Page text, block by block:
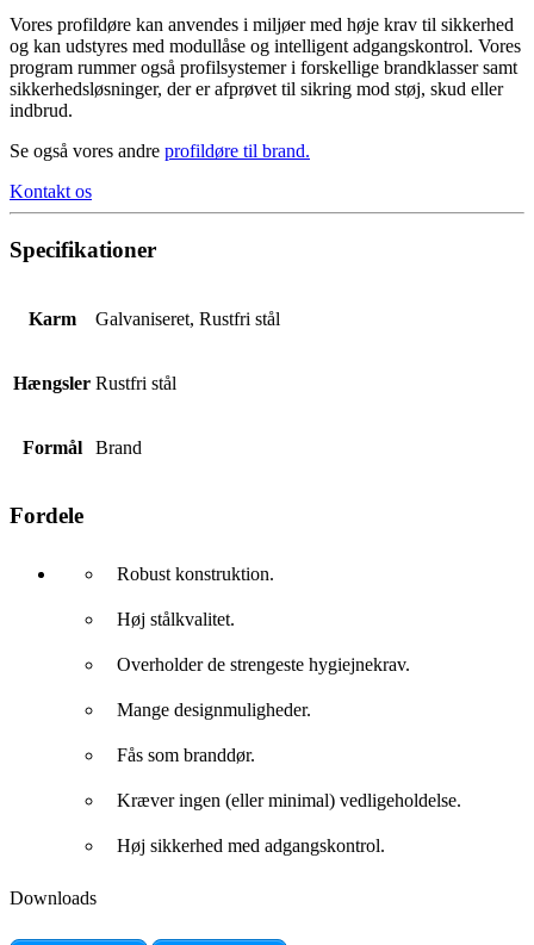
Vores profildøre kan anvendes i miljøer med høje krav til sikkerhed
og kan udstyres med modullåse og intelligent adgangskontrol. Vores
program rummer også profilsystemer i forskellige brandklasser samt
sikkerhedsløsninger, der er afprøvet til sikring mod støj, skud eller
indbrud.
Se også vores andre profildøre til brand.
Kontakt os
Specifikationer
Karm Galvaniseret, Rustfri stål
Hængsler Rustfri stål
Formål Brand
Fordele
Robust konstruktion.
Høj stålkvalitet.
Overholder de strengeste hygiejnekrav.
Mange designmuligheder.
Fås som branddør.
Kræver ingen (eller minimal) vedligeholdelse.
Høj sikkerhed med adgangskontrol.
Downloads